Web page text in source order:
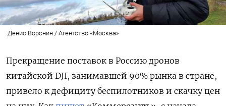
Денис Воронин / Агентство «Москва»
Прекращение поставок в Россию дронов
китайской DJI, занимавшей 90% рынка в стране,
привело к дефициту беспилотников и скачку цен